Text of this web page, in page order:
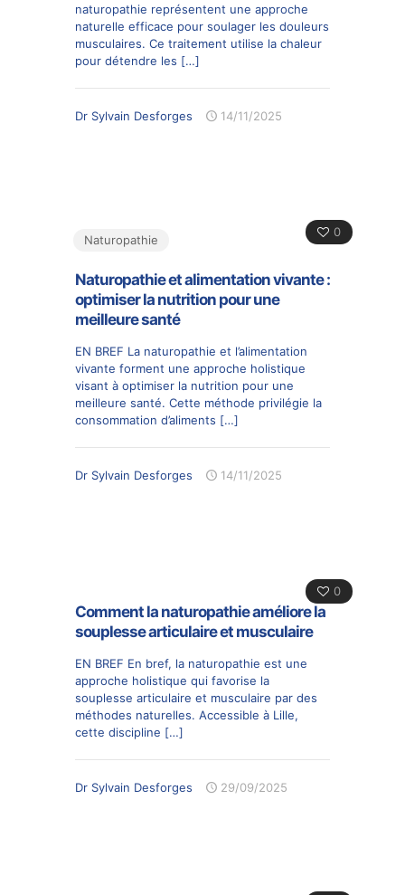
naturopathie représentent une approche
naturelle efficace pour soulager les douleurs
musculaires. Ce traitement utilise la chaleur
pour détendre les […]
Dr Sylvain Desforges 14/11/2025
0
Naturopathie
Naturopathie et alimentation vivante :
optimiser la nutrition pour une
meilleure santé
EN BREF La naturopathie et l’alimentation
vivante forment une approche holistique
visant à optimiser la nutrition pour une
meilleure santé. Cette méthode privilégie la
consommation d’aliments […]
Dr Sylvain Desforges 14/11/2025
0
Comment la naturopathie améliore la
souplesse articulaire et musculaire
EN BREF En bref, la naturopathie est une
approche holistique qui favorise la
souplesse articulaire et musculaire par des
méthodes naturelles. Accessible à Lille,
cette discipline […]
Dr Sylvain Desforges 29/09/2025